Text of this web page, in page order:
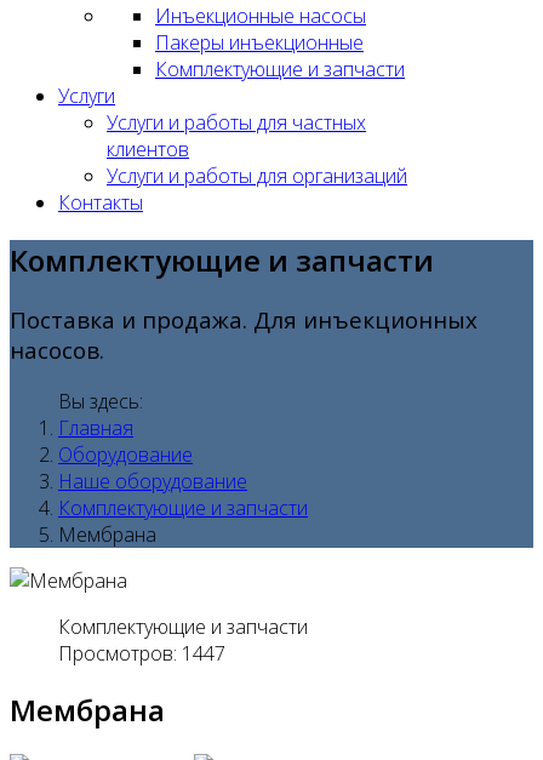
Инъекционные насосы
Пакеры инъекционные
Комплектующие и запчасти
Услуги
Услуги и работы для частных
клиентов
Услуги и работы для организаций
Контакты
Комплектующие и запчасти
Поставка и продажа. Для инъекционных
насосов.
Вы здесь:
Главная
Оборудование
Наше оборудование
Комплектующие и запчасти
Мембрана
Комплектующие и запчасти
Просмотров: 1447
Мембрана